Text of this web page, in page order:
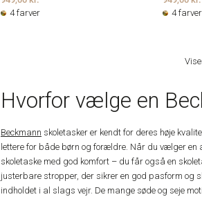
4 farver 4 farver
Hvorfor vælge en
Beckmann skoletasker er kendt for deres høje
lettere for både børn og forældre. Når du vælger en
skoletaske med god komfort – du får også en
justerbare stropper, der sikrer en god pasform og
indholdet i al slags vejr. De mange søde og seje